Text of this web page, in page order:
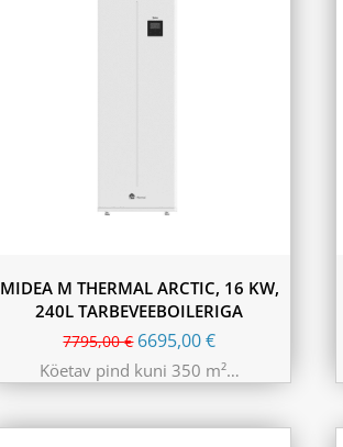
MIDEA M THERMAL ARCTIC, 16 KW,
240L TARBEVEEBOILERIGA
7795,00€ 6695,00€
Köetav pind kuni 350 m²…